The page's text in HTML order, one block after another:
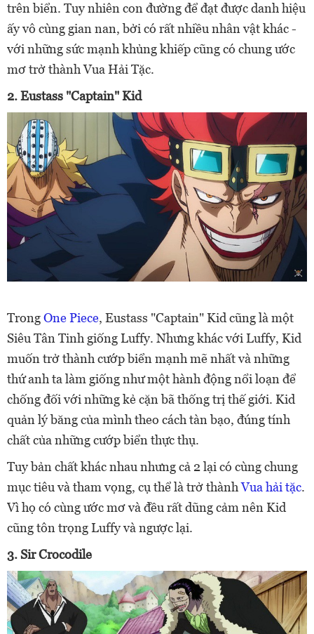
trên biển. Tuy nhiên con đường để đạt được danh hiệu
ấy vô cùng gian nan, bởi có rất nhiều nhân vật khác -
với những sức mạnh khủng khiếp cũng có chung ước
mơ trở thành Vua Hải Tặc.
2. Eustass "Captain" Kid
TrongOne Piece, Eustass "Captain" Kid cũng là một
Siêu Tân Tinh giống Luffy. Nhưng khác với Luffy, Kid
muốn trở thành cướp biển mạnh mẽ nhất và những
thứ anh ta làm giống như một hành động nổi loạn để
chống đối với những kẻ cặn bã thống trị thế giới. Kid
quản lý băng của mình theo cách tàn bạo, đúng tính
chất của những cướp biển thực thụ.
Tuy bản chất khác nhau nhưng cả 2 lại có cùng chung
mục tiêu và tham vọng, cụ thể là trở thànhVua hải tặc.
Vì họ có cùng ước mơ và đều rất dũng cảm nên Kid
cũng tôn trọng Luffy và ngược lại.
3. Sir Crocodile